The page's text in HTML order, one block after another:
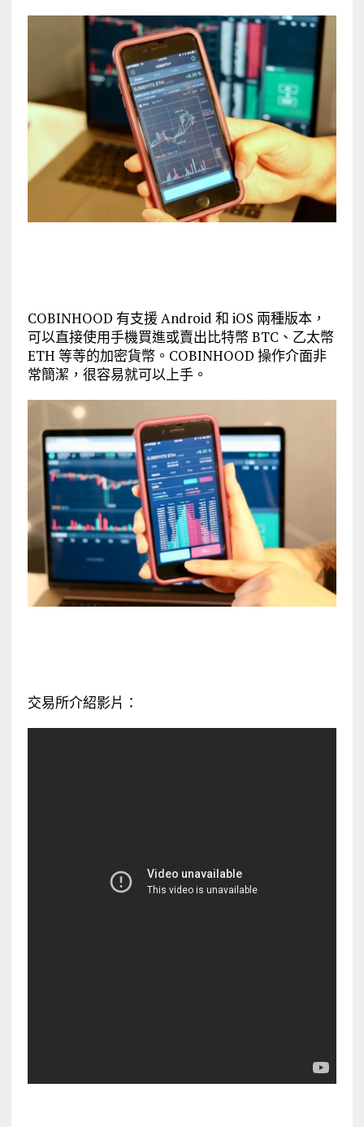
COBINHOOD 有支援 Android 和 iOS 兩種版本，
可以直接使用手機買進或賣出比特幣 BTC、乙太幣
ETH 等䓁的加密貨幣。COBINHOOD 操作介面非
常簡潔，很容易就可以上手。
交易所介紹影片：